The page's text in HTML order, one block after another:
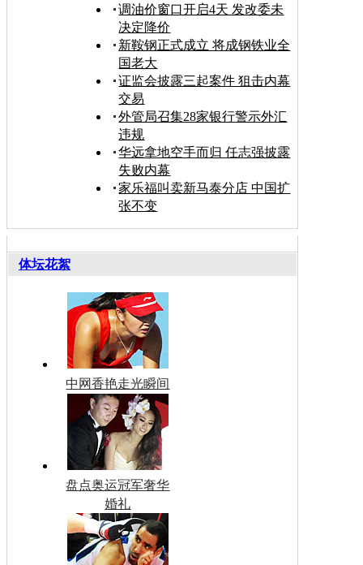
调油价窗口开启4天 发改委未
决定降价
新鞍钢正式成立 将成钢铁业全
国老大
证监会披露三起案件 狙击内幕
交易
外管局召集28家银行警示外汇
违规
华远拿地空手而归 任志强披露
失败内幕
家乐福叫卖新马泰分店 中国扩
张不变
体坛花絮
中网香艳走光瞬间
盘点奥运冠军奢华
婚礼